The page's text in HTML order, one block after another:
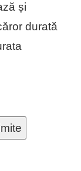
și
durată